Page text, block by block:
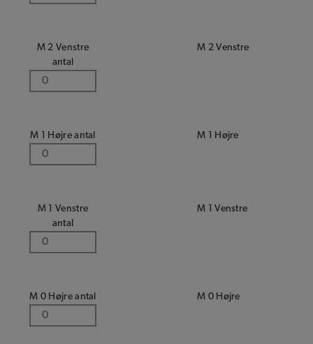
M 2 Venstre
antal
M 2 Venstre
M 1 Højre antal M 1 Højre
M 1 Venstre
antal
M 1 Venstre
M 0 Højre antal M 0 Højre